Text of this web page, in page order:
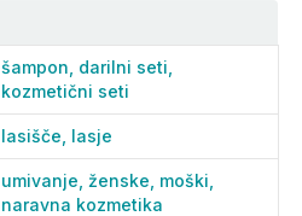
šampon, darilni seti,
kozmetični seti
lasišče, lasje
umivanje, ženske, moški,
naravna kozmetika